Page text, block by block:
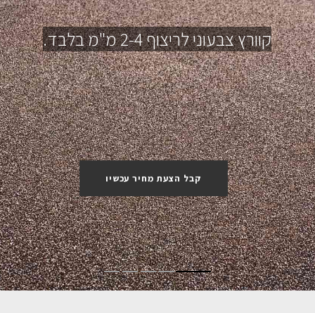
קוורץ צבעוני לריצוף 2-4 מ"מ בלבד.
קבל הצעת מחיר עכשיו